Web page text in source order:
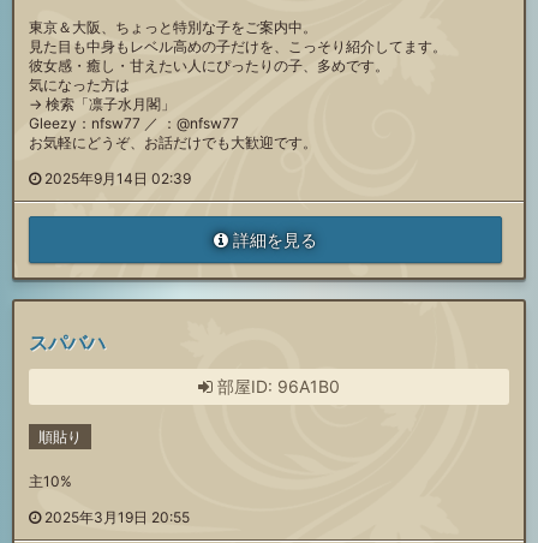
東京＆大阪、ちょっと特別な子をご案内中。
見た目も中身もレベル高めの子だけを、こっそり紹介してます。
彼女感・癒し・甘えたい人にぴったりの子、多めです。
気になった方は
→ 検索「凛子水月閣」
Gleezy：nfsw77 ／ ：@nfsw77
お気軽にどうぞ、お話だけでも大歓迎です。
2025年9月14日 02:39
詳細を見る
スパバハ
部屋ID: 96A1B0
順貼り
主10%
2025年3月19日 20:55